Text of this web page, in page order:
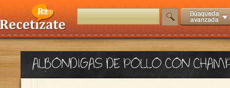
ALBONDIGAS DE POLLO CON